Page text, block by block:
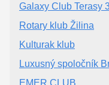
Galaxy Club Terasy
Rotary klub Žilina
Kulturak klub
Luxusný spoločník
EMER CLUB